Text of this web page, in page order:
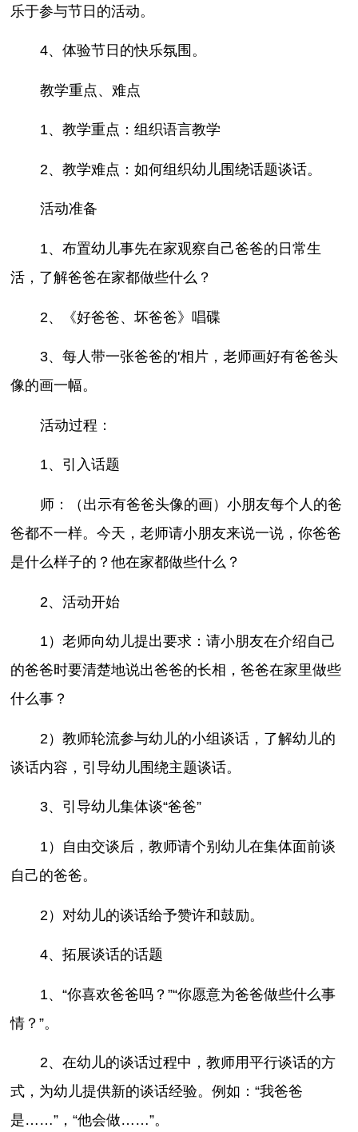
乐于参与节日的活动。
4、体验节日的快乐氛围。
教学重点、难点
1、教学重点：组织语言教学
2、教学难点：如何组织幼儿围绕话题谈话。
活动准备
1、布置幼儿事先在家观察自己爸爸的日常生
活，了解爸爸在家都做些什么？
2、《好爸爸、坏爸爸》唱碟
3、每人带一张爸爸的'相片，老师画好有爸爸头
像的画一幅。
活动过程：
1、引入话题
师：（出示有爸爸头像的画）小朋友每个人的爸
爸都不一样。今天，老师请小朋友来说一说，你爸爸
是什么样子的？他在家都做些什么？
2、活动开始
1）老师向幼儿提出要求：请小朋友在介绍自己
的爸爸时要清楚地说出爸爸的长相，爸爸在家里做些
什么事？
2）教师轮流参与幼儿的小组谈话，了解幼儿的
谈话内容，引导幼儿围绕主题谈话。
3、引导幼儿集体谈“爸爸”
1）自由交谈后，教师请个别幼儿在集体面前谈
自己的爸爸。
2）对幼儿的谈话给予赞许和鼓励。
4、拓展谈话的话题
1、“你喜欢爸爸吗？”“你愿意为爸爸做些什么事
情？”。
2、在幼儿的谈话过程中，教师用平行谈话的方
式，为幼儿提供新的谈话经验。例如：“我爸爸
是……”，“他会做……”。